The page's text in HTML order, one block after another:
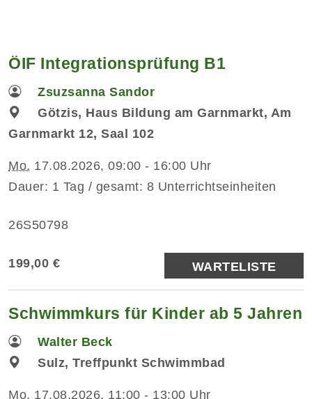
ÖIF Integrationsprüfung B1
Zsuzsanna Sandor
Götzis, Haus Bildung am Garnmarkt, Am
Garnmarkt 12, Saal 102
Mo. 17.08.2026, 09:00 - 16:00 Uhr
Dauer: 1 Tag / gesamt: 8 Unterrichtseinheiten
26S50798
199,00 € WARTELISTE
Schwimmkurs für Kinder ab 5 Jahren
Walter Beck
Sulz, Treffpunkt Schwimmbad
Mo. 17.08.2026, 11:00 - 13:00 Uhr